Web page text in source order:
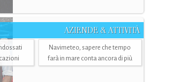
AZIENDE & ATTIVITÀ
Navimeteo, sapere che tempo
farà in mare conta ancora di più